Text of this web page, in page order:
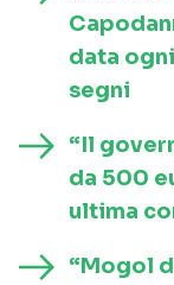
data
segni
“Il
da 500
ultima
“Mogol